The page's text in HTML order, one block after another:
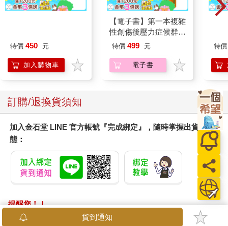
特價 450 元
加入購物車
【電子書】第一本複雜
性創傷後壓力症候群自
我療癒聖經（長銷典
特價 499 元
電子書
特價
訂購/退換貨須知
加入金石堂 LINE 官方帳號『完成綁定』，隨時掌握出貨動
態：
提醒您！！
金石堂及銀行均不會請您操作ATM! 如接獲電話要求您前往
貨到通知